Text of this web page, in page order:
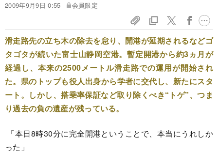
2009年9月9日 0:55
会員限定
滑走路先の立ち木の除去を怠り、開港が延期されるなどゴ
タゴタが続いた富士山静岡空港。暫定開港から約3ヵ月が
経過し、本来の2500メートル滑走路での運用が開始され
た。県のトップも役人出身から学者に交代し、新たにスタ
ート。しかし、搭乗率保証など取り除くべき“トゲ”、つま
り過去の負の遺産が残っている。
「本日8時30分に完全開港ということで、本当にうれしか
った」